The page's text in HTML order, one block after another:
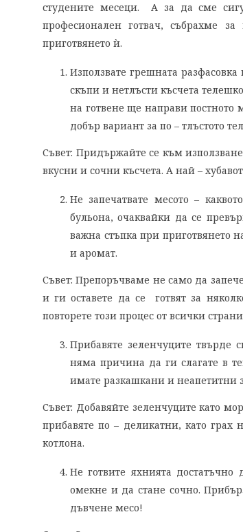
студените месеци. А за да сме
професионален готвач, събрахме
приготвянето ѝ.
Използвате грешната
скъпи и нетлъсти късчета
на готвене ще направи постното
добър вариант за по – тлъстото
Съвет: Придържайте се към
вкусни и сочни късчета. А най –
Не запечатвате месото –
бульона, очаквайки да се
важна стъпка при приготвянето
и аромат.
Съвет: Препоръчваме не само да
и ги оставете да се готвят за
повторете този процес от всички
Прибавяте зеленчуците твърде
няма причина да ги слагате в
имате разкашкани и неапетитни
Съвет: Добавяйте зеленчуците като
прибавяте по – деликатни, като
котлона.
Не готвите яхнията
омекне и да стане сочно.
дъвчене месо!